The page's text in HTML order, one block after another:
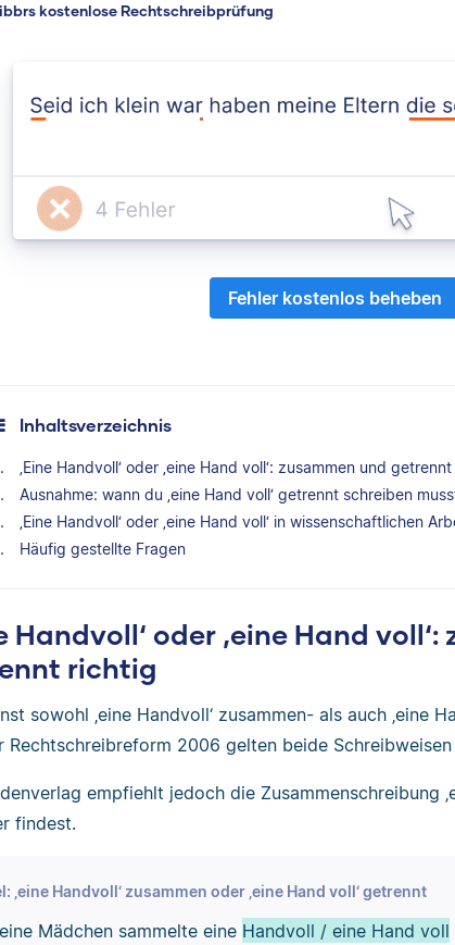
kostenlose Rechtschreibprüfung
Fehler kostenlos beheben
Inhaltsverzeichnis
‚Eine Handvoll‘ oder ‚eine Hand voll‘: zusammen und
Ausnahme: wann du ‚eine Hand voll‘ getrennt schreiben
‚Eine Handvoll‘ oder ‚eine Hand voll‘ in wissenschaftlichen
Häufig gestellte Fragen
Handvoll‘ oder ‚eine Hand
richtig
sowohl ‚eine Handvoll‘ zusammen- als auch ‚eine
Rechtschreibreform 2006 gelten beide
empfiehlt jedoch die Zusammenschreibung
findest.
‚eine Handvoll‘ zusammen oder ‚eine Hand voll‘ getrennt
Mädchen sammelte eine Handvoll / eine Hand voll